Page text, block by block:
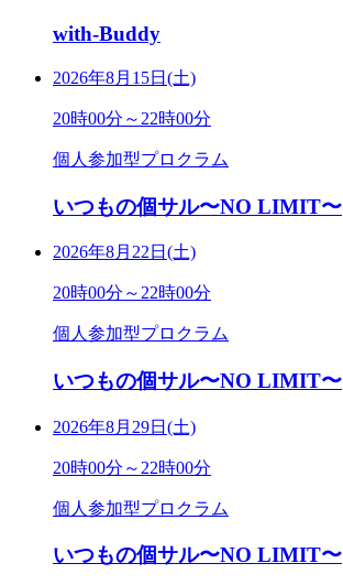
with-Buddy
2026年8月15日(土)
20時00分～22時00分
個人参加型プロクラム
いつもの個サル〜NO LIMIT〜
2026年8月22日(土)
20時00分～22時00分
個人参加型プロクラム
いつもの個サル〜NO LIMIT〜
2026年8月29日(土)
20時00分～22時00分
個人参加型プロクラム
いつもの個サル〜NO LIMIT〜